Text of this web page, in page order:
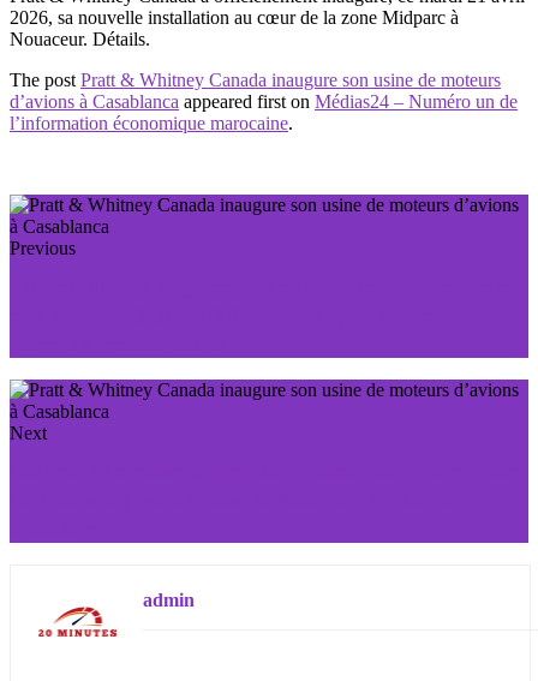
2026, sa nouvelle installation au cœur de la zone Midparc à
Nouaceur. Détails.
The post Pratt & Whitney Canada inaugure son usine de moteurs
d’avions à Casablanca appeared first on Médias24 – Numéro un de
l’information économique marocaine.
Previous
Next
admin